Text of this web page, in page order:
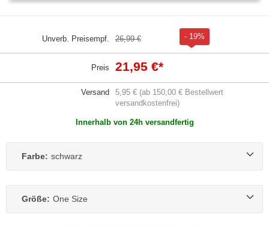
Unverb. Preisempf. 26,99 € - 19%
Preis 21,95 €*
Versand
5,95 € (ab 150,00 € Bestellwert
versandkostenfrei)
Innerhalb von 24h versandfertig
Farbe: schwarz
Größe: One Size